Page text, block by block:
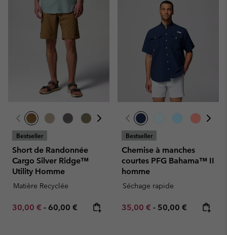
Bestseller
Short de Randonnée
Cargo Silver Ridge™
Utility Homme
Matière Recyclée
Minimum sale price:
30,00 € - Maximum price:
60,00 €
Bestseller
Chemise à manches
courtes PFG Bahama™ II
homme
Séchage rapide
Minimum sale price:
35,00 € - Maximum price:
50,00 €